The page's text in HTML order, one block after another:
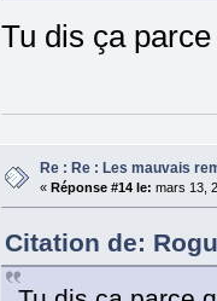
Tu dis ça
Re : Re : Les mauvais
« Réponse #14 le: mars 13,
Citation de: